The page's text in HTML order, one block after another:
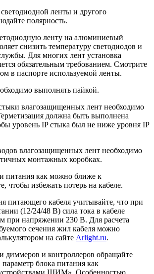
ленты и другого
полярность.
ленту на алюминиевый
снизить температуру светодиодов и
Для многих лент установка
обязательным требованием. Смотрите
в паспорте используемой ленты.
выполнять пайкой.
влагозащищенных лент необходимо
должна быть выполнена
уровень IP стыка был не ниже уровня IP
влагозащищенных лент необходимо
монтажных коробках.
питания как можно ближе к
чтобы избежать потерь на кабеле.
питающего кабеля учитывайте, что при
(12/24/48 В) сила тока в кабеле
при напряжении 230 В. Для расчета
сечения жил кабеля можно
на сайте Arlight.ru.
диммеров и контроллеров обращайте
блока питания как